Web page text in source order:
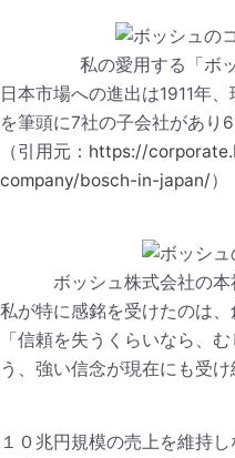
私の愛用する「ボ
日本市場への進出は1911年
を筆頭に7社の子会社があり
（引用元： https://
company/bosch-in-japan/）
ボッシュ株式会社の本
私が特に感銘を受けたのは
「信頼を失うくらいなら、
う、強い信念が現在にも受け
１０兆円規模の売上を維持